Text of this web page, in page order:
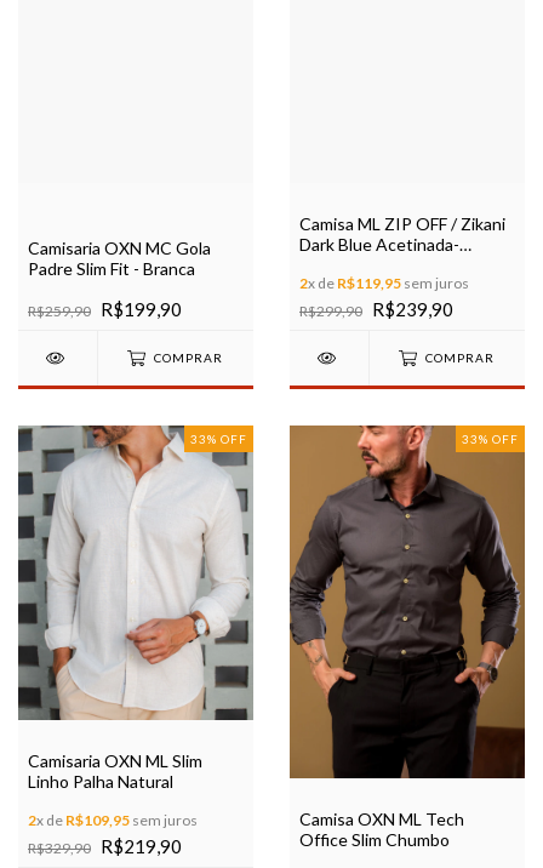
Camisaria OXN MC Gola
Padre Slim Fit - Branca
R$259,90 R$199,90
COMPRAR
Camisa ML ZIP OFF / Zikani
Dark Blue Acetinada-
2x de R$119,95 sem juros
R$299,90 R$239,90
COMPRAR
33% OFF
Camisaria OXN ML Slim
Linho Palha Natural
2x de R$109,95 sem juros
R$329,90 R$219,90
33% OFF
Camisa OXN ML Tech
Office Slim Chumbo